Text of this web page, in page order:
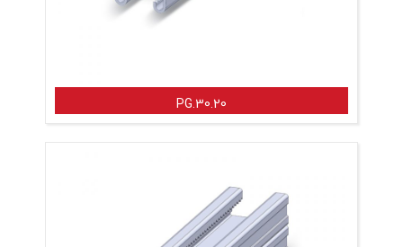
PG.30.20
English